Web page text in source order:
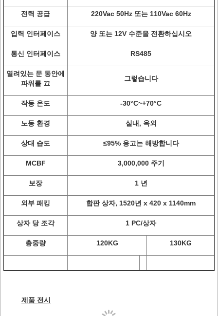
전력 공급 220Vac 50Hz 또는 110Vac 60Hz
입력 인터페이스 양 또는 12V 수준을 전환하십시오
통신 인터페이스 RS485
열려있는 문 동안에
파워를 끄
그렇습니다
작동 온도 -30°C~+70°C
노동 환경 실내, 옥외
상대 습도 ≤95% 응고는 해방합니다
MCBF 3,000,000 주기
보장 1 년
외부 패킹 합판 상자, 1520년 x 420 x 1140mm
상자 당 조각 1 PC/상자
총중량 120KG 130KG
제품 전시